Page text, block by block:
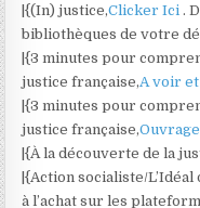
|{(In) justice,Clicker Ici .
bibliothèques de votre
|{3 minutes pour
justice française,A voir
|{3 minutes pour
justice française,Ouvrage
|{À la découverte de la
|{Action socialiste/L’Idéal
à l’achat sur les